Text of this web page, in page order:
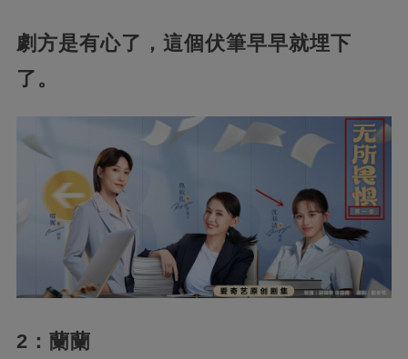
劇方是有心了，這個伏筆早早就埋下
了。
2：蘭蘭